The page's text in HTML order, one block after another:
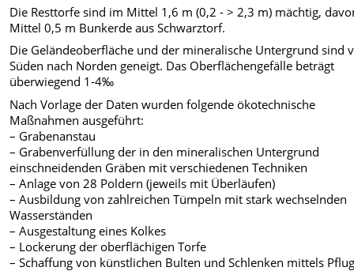
Die Resttorfe sind im Mittel 1,6 m (0,2 - > 2,3 m) mächtig,
Mittel 0,5 m Bunkerde aus Schwarztorf.
Die Geländeoberfläche und der mineralische Untergrund sind
Süden nach Norden geneigt. Das Oberflächengefälle beträgt
überwiegend 1-4‰
Nach Vorlage der Daten wurden folgende ökotechnische
Maßnahmen ausgeführt:
– Grabenanstau
– Grabenverfüllung der in den mineralischen Untergrund
einschneidenden Gräben mit verschiedenen Techniken
– Anlage von 28 Poldern (jeweils mit Überläufen)
– Ausbildung von zahlreichen Tümpeln mit stark wechselnden
Wasserständen
– Ausgestaltung eines Kolkes
– Lockerung der oberflächigen Torfe
– Schaffung von künstlichen Bulten und Schlenken mittels